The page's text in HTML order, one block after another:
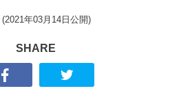
(2021年03月14日 公開)
SHARE